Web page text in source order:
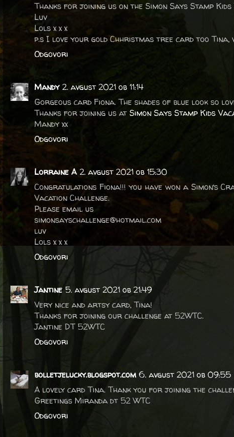
Thanks for joining us on the Simon Says Stamp
Luv
Lols x x x
p.s I love your gold Chhristmas tree card too
Odgovori
Mandy 2. avgust 2021 ob 11:14
Gorgeous card Fiona. The shades of blue look so
Thanks for joining us at Simon Says Stamp Kids
Mandy xx
Odgovori
Lorraine A 2. avgust 2021 ob 15:30
Congratulations Fiona!!! you have won a Simon’s
Vacation Challenge.
Please email us
simonsayschallenge@hotmail.com
luv
Lols x x x
Odgovori
Jantine 5. avgust 2021 ob 21:49
Very nice and artsy card, Tina!
Thanks for joining our challenge at 52WTC.
Jantine DT 52WTC
Odgovori
bolletjelucky.blogspot.com 6. avgust 2021 ob 09:55
A lovely card Tina. Thank you for joining the
Greetings Miranda dt 52 WTC
Odgovori